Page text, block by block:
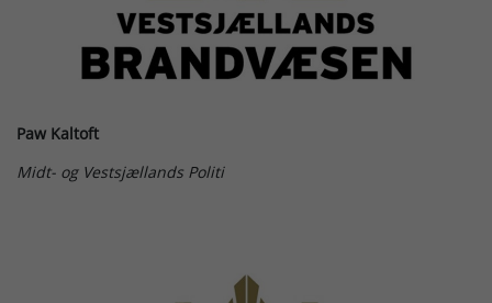
Paw Kaltoft
Midt- og Vestsjællands Politi